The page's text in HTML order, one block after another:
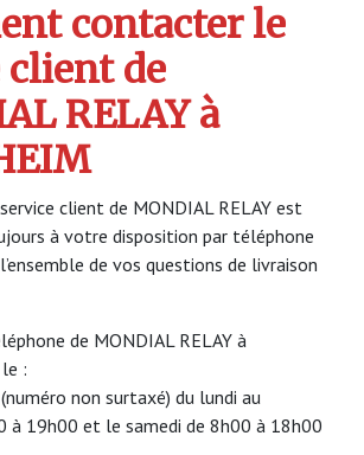
contacter le
client de
RELAY à
client de MONDIAL RELAY est
à votre disposition par téléphone
de vos questions de livraison
de MONDIAL RELAY à
:
(numéro non surtaxé) du lundi au
à 19h00 et le samedi de 8h00 à 18h00